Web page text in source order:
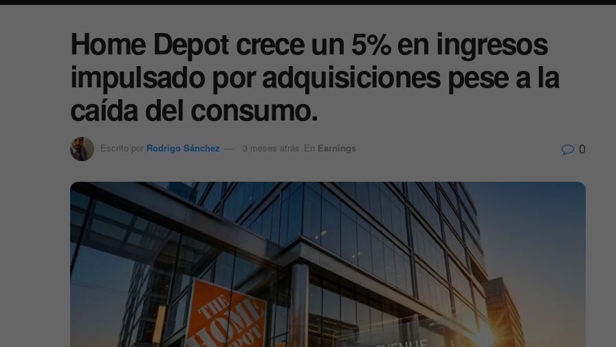
Home Depot crece un 5% en ingresos
impulsado por adquisiciones pese a la
caída del consumo.
Escrito por Rodrigo Sánchez 3 meses atrás En Earnings 0